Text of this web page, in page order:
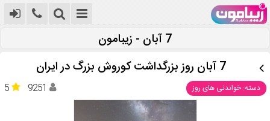
7 آبان - زیبامون
7 آبان روز بزرگداشت کوروش بزرگ در ایران
دسته: خواندنی های روز 5 9251